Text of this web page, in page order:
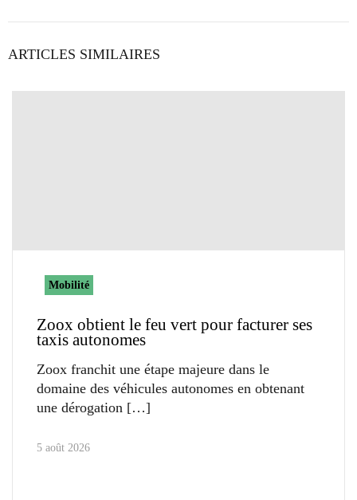
ARTICLES SIMILAIRES
Mobilité
Zoox obtient le feu vert pour facturer ses
taxis autonomes
Zoox franchit une étape majeure dans le
domaine des véhicules autonomes en obtenant
une dérogation
5 août 2026